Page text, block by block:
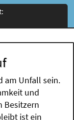
am Unfall sein.
und
Besitzern
ist ein